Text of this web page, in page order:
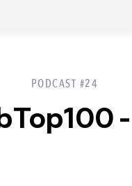
PODCAST #24